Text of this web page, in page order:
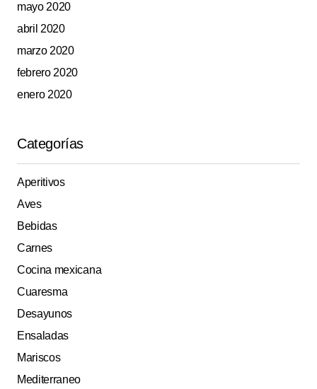
mayo 2020
abril 2020
marzo 2020
febrero 2020
enero 2020
Categorías
Aperitivos
Aves
Bebidas
Carnes
Cocina mexicana
Cuaresma
Desayunos
Ensaladas
Mariscos
Mediterraneo